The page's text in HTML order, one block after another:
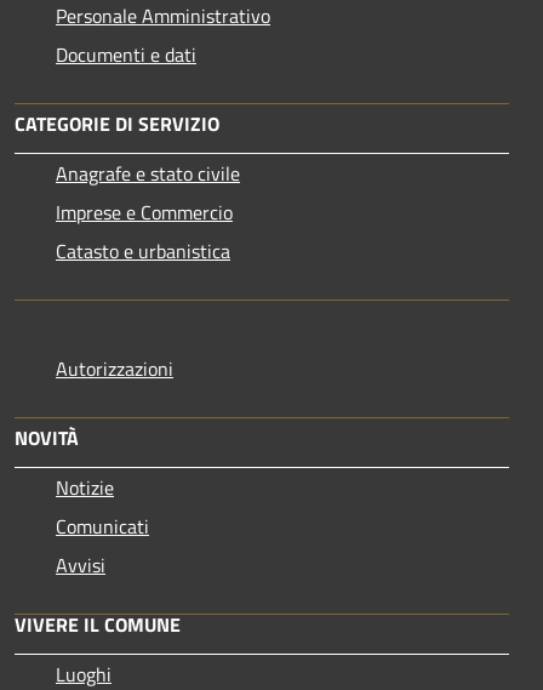
Personale Amministrativo
Documenti e dati
CATEGORIE DI SERVIZIO
Anagrafe e stato civile
Imprese e Commercio
Catasto e urbanistica
Autorizzazioni
NOVITÀ
Notizie
Comunicati
Avvisi
VIVERE IL COMUNE
Luoghi